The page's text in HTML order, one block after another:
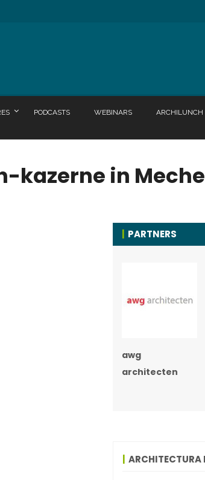
PODCASTS WEBINARS ARCHILUNCH
kazerne in
PARTNERS
awg
architecten
ARCHITECTURA